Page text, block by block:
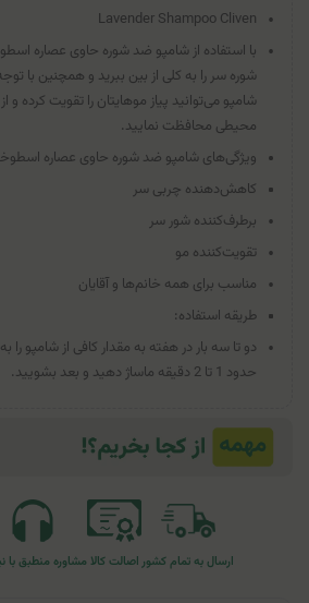
Lavender Shampoo Cliven
با استفاده از شامپو ضد شوره حاوی عصاره
شوره سر را به کلی از بین ببرید و همچنین با
شامپو می‌توانید پیاز موهایتان را تقویت کرده
محیطی محافظت نمایید.
ویژگی‌‌های شامپو ضد شوره حاوی عصاره
کاهش‌دهنده چربی سر
برطرف‌کننده شور سر
تقویت‌کننده مو
مناسب برای همه خانم‌ها و آقایان
طریقه استفاده:
دو تا سه بار در هفته به مقدار کافی از شامپو
حدود 1 تا 2 دقیقه ماساژ دهید و بعد بشویید.
ارسال به تمام کشوراصالت کالا مشاوره منطبق با